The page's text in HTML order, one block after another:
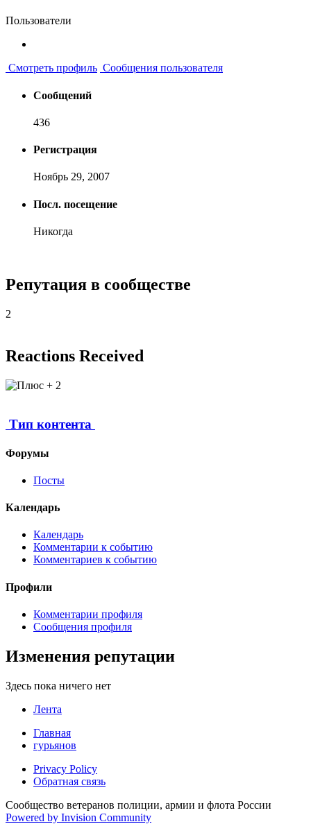
Пользователи
Смотреть профиль Сообщения пользователя
Сообщений
436
Регистрация
Ноябрь 29, 2007
Посл. посещение
Никогда
Репутация в сообществе
2
Reactions Received
2
Тип контента
Форумы
Посты
Календарь
Календарь
Комментарии к событию
Комментариев к событию
Профили
Комментарии профиля
Сообщения профиля
Изменения репутации
Здесь пока ничего нет
Лента
Главная
гурьянов
Privacy Policy
Обратная связь
Сообщество ветеранов полиции, армии и флота России
Powered by Invision Community